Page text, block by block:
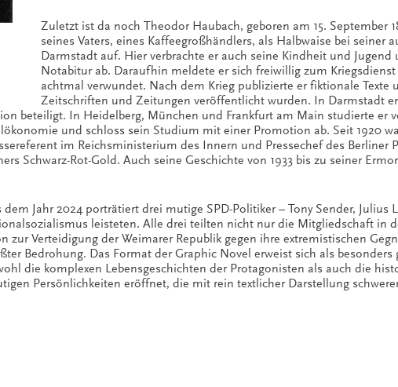
Zuletzt ist da noch Theodor Haubach, geboren am 15. September
seines Vaters, eines Kaffeegroßhändlers, als Halbwaise bei
Darmstadt auf. Hier verbrachte er auch seine Kindheit und Jugend
Notabitur ab. Daraufhin meldete er sich freiwillig zum Kriegsdienst
achtmal verwundet. Nach dem Krieg publizierte er fiktionale
Zeitschriften und Zeitungen veröffentlicht wurden. In Darmstadt
beteiligt. In Heidelberg, München und Frankfurt am Main studierte er
und schloss sein Studium mit einer Promotion ab. Seit 1920
im Reichsministerium des Innern und Pressechef des Berliner
Schwarz-Rot-Gold. Auch seine Geschichte von 1933 bis zu seiner
Jahr 2024 porträtiert drei mutige SPD-Politiker – Tony Sender,
leisteten. Alle drei teilten nicht nur die Mitgliedschaft in
zur Verteidigung der Weimarer Republik gegen ihre extremistischen
Bedrohung. Das Format der Graphic Novel erweist sich als
die komplexen Lebensgeschichten der Protagonisten als auch die
Persönlichkeiten eröffnet, die mit rein textlicher Darstellung